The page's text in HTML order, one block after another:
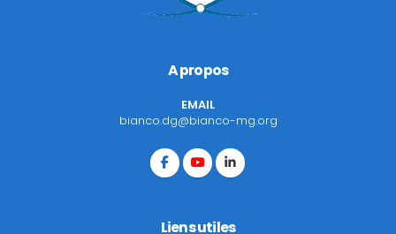
A propos
EMAIL
bianco.dg@bianco-mg.org
Liens utiles